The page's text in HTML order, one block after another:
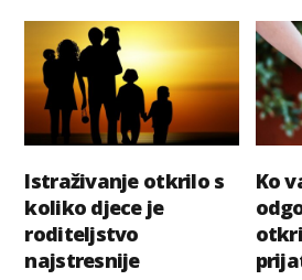
Istraživanje otkrilo s
koliko djece je
roditeljstvo
najstresnije
Ko